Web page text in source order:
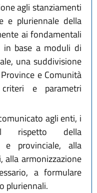
agli stanziamenti
e pluriennale della
ai fondamentali
base a moduli di
una suddivisione
e Comunità
e parametri
agli enti, i
rispetto della
e provinciale, alla
alla armonizzazione
a formulare
pluriennali.